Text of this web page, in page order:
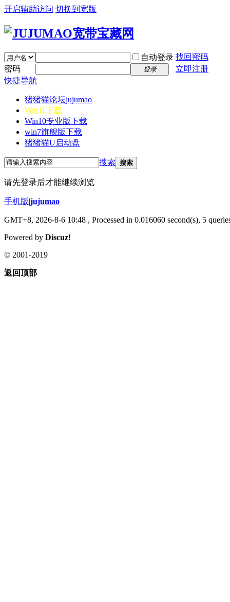
开启辅助访问 切换到宽版
自动登录 找回密码
密码
登录
立即注册
快捷导航
猪猪猫论坛jujumao
Win11下载
Win10专业版下载
win7旗舰版下载
猪猪猫U启动盘
搜索 搜索
请先登录后才能继续浏览
手机版|jujumao
GMT+8, 2026-8-6 10:48 , Processed in 0.016060 second(s), 5
Powered by Discuz!
© 2001-2019
返回顶部